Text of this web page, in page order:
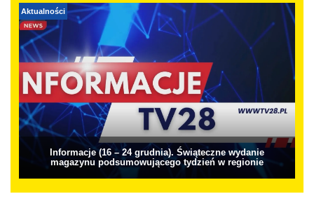
Aktualności
Informacje (16 – 24 grudnia). Świąteczne wydanie
magazynu podsumowującego tydzień w regionie